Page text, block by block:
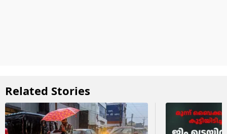
Related Stories